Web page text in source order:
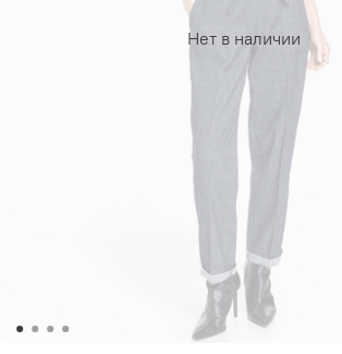
Нет в наличии